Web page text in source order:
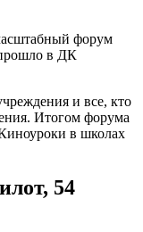
форум
в ДК
и все, кто
Итогом форума
в школах
54